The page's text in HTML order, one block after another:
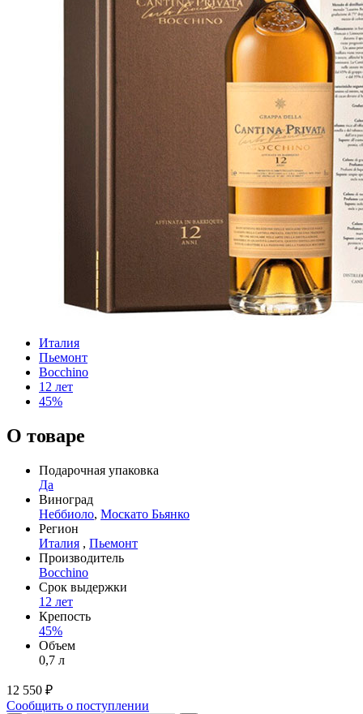
Италия
Пьемонт
Bocchino
12 лет
45%
О товаре
Подарочная упаковка
Да
Виноград
Неббиоло, Москато Бьянко
Регион
Италия , Пьемонт
Производитель
Bocchino
Срок выдержки
12 лет
Крепость
45%
Объем
0,7 л
12 550 ₽
Сообщить о поступлении